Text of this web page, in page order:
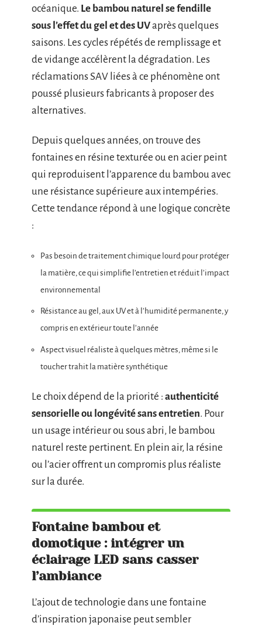
océanique. Le bambou naturel se fendille
sous l’effet du gel et des UVaprès quelques
saisons. Les cycles répétés de remplissage et
de vidange accélèrent la dégradation. Les
réclamations SAV liées à ce phénomène ont
poussé plusieurs fabricants à proposer des
alternatives.
Depuis quelques années, on trouve des
fontaines en résine texturée ou en acier peint
qui reproduisent l’apparence du bambou avec
une résistance supérieure aux intempéries.
Cette tendance répond à une logique concrète
:
Pas besoin de traitement chimique lourd pour protéger
la matière, ce qui simplifie l’entretien et réduit l’impact
environnemental
Résistance au gel, aux UV et à l’humidité permanente, y
compris en extérieur toute l’année
Aspect visuel réaliste à quelques mètres, même si le
toucher trahit la matière synthétique
Le choix dépend de la priorité : authenticité
sensorielle ou longévité sans entretien. Pour
un usage intérieur ou sous abri, le bambou
naturel reste pertinent. En plein air, la résine
ou l’acier offrent un compromis plus réaliste
sur la durée.
Fontaine bambou et
domotique : intégrer un
éclairage LED sans casser
l’ambiance
L’ajout de technologie dans une fontaine
d’inspiration japonaise peut sembler